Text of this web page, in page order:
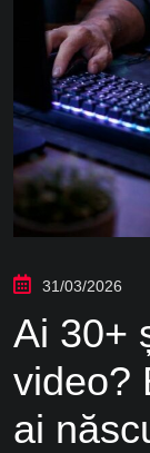
31/03/2026
Ai 30+
video?
ai